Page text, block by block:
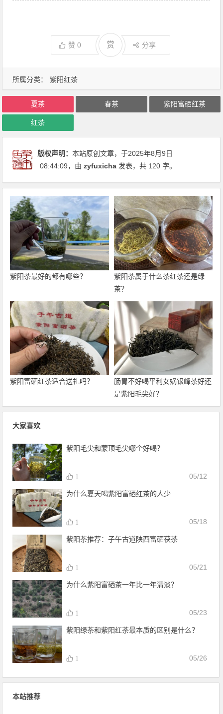
所属分类： 紫阳红茶
赞0 赏 分享
夏茶 春茶 紫阳富硒红茶
红茶
版权声明：本站原创文章，于2025年8月9日
08:44:09，由zyfuxicha 发表，共 120 字。
紫阳茶最好的都有哪些？
紫阳茶属于什么茶红茶还是绿
茶？
紫阳富硒红茶适合送礼吗？
肠胃不好喝平利女娲银峰茶好还
是紫阳毛尖好？
大家喜欢
紫阳毛尖和蒙顶毛尖哪个好喝？
1 05/12
为什么夏天喝紫阳富硒红茶的人少
1 05/18
紫阳茶推荐：子午古道陕西富硒茯茶
1 05/21
为什么紫阳富硒茶一年比一年清淡？
1 05/23
紫阳绿茶和紫阳红茶最本质的区别是什么？
1 05/26
本站推荐